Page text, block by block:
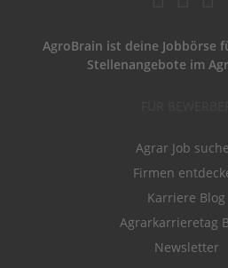
AgroBrain ist deine Jobbörse
Stellenangebote im
Agrar Job
Firmen
Karriere Blog
Agrarkarrieretag
Newsletter